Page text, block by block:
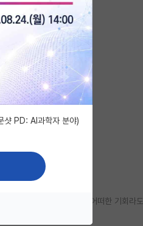
한국에서 랩실 인턴이나 어떠한 기회라도
지나 있더라고요.
샷 PD: AI과학자 분야)